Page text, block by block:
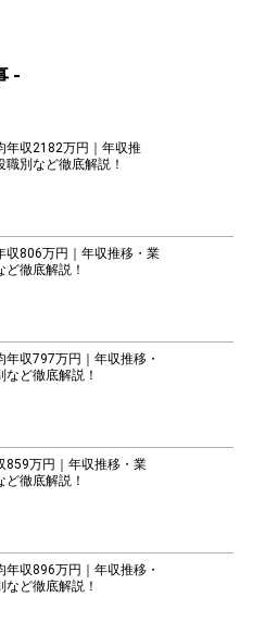
-
年収2182万円｜年収推
別など徹底解説！
収806万円｜年収推移・業
徹底解説！
年収797万円｜年収推移・
ど徹底解説！
859万円｜年収推移・業
徹底解説！
年収896万円｜年収推移・
ど徹底解説！